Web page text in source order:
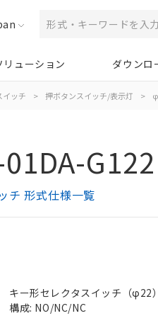
リューション ダウンロ
イッチ > 押ボタンスイッチ/表示灯 >
G122
チ 形式仕様一覧
キー形セレクタスイッチ（φ22
構成: NO/NC/NC